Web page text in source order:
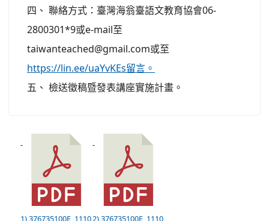
四、 聯絡方式：臺灣海翁臺語文教育協會06-
2800301*9或e-mail至
taiwanteached@gmail.com或至
https://lin.ee/uaYvKEs留言。
五、 檢送徵稿暨發表講座實施計畫。
1) 376735100E_11102) 376735100E_1110